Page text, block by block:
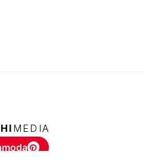
MEDIA